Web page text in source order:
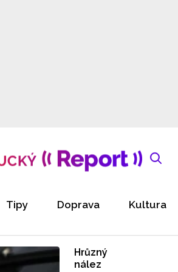
Tipy Doprava Kultura
Hrůzný
nález